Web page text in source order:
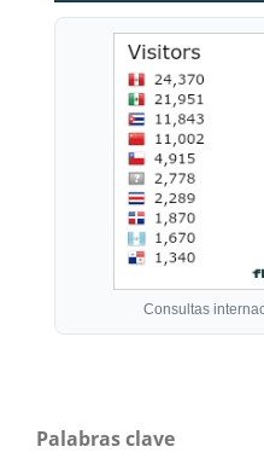
Consultas
Palabras clave